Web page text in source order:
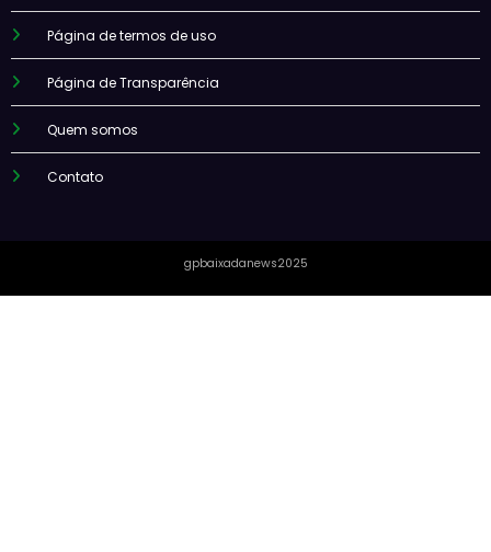
Página de termos de uso
Página de Transparência
Quem somos
Contato
gpbaixadanews2025